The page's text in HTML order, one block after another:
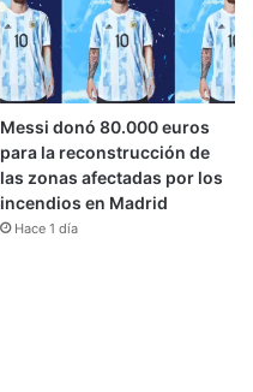
Messi donó 80.000 euros
para la reconstrucción de
las zonas afectadas por los
incendios en Madrid
Hace 1 día